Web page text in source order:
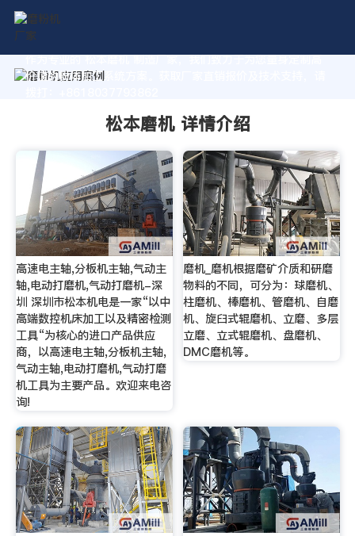
作为专业的 松本磨机 制造厂家，我们致力于为您量身定制高
价值的粉体加工系统方案。获取厂家直销报价及技术支持，请
松本磨机 详情介绍
高速电主轴,分板机主轴,气动主
轴,电动打磨机,气动打磨机-深
圳 深圳市松本机电是一家“以中
高端数控机床加工以及精密检测
工具“为核心的进口产品供应
商，以高速电主轴,分板机主轴,
气动主轴,电动打磨机,气动打磨
机工具为主要产品。欢迎来电咨
询!
磨机_磨机根据磨矿介质和研磨
物料的不同，可分为：球磨机、
柱磨机、棒磨机、管磨机、自磨
机、旋臼式辊磨机、立磨、多层
立磨、立式辊磨机、盘磨机、
DMC磨机等。